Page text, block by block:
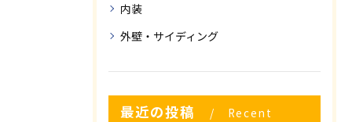
内装
外壁・サイディング
最近の投稿
Recent